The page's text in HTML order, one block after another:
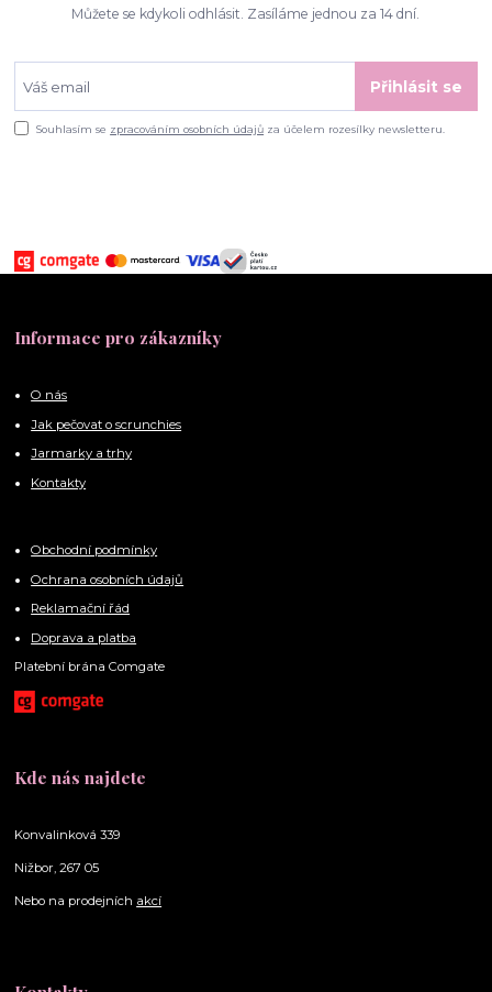
Můžete se kdykoli odhlásit. Zasíláme jednou za 14 dní.
Přihlásit se
Souhlasím se zpracováním osobních údajů za účelem rozesílky newsletteru.
Informace pro zákazníky
O nás
Jak pečovat o scrunchies
Jarmarky a trhy
Kontakty
Obchodní podmínky
Ochrana osobních údajů
Reklamační řád
Doprava a platba
Platební brána Comgate
Kde nás najdete
Konvalinková 339
Nižbor, 267 05
Nebo na prodejních akcí